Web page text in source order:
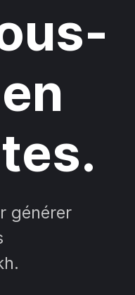
générer